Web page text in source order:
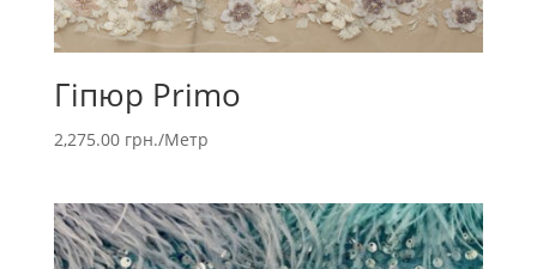
Гіпюр Primo
2,275.00 грн./Метр